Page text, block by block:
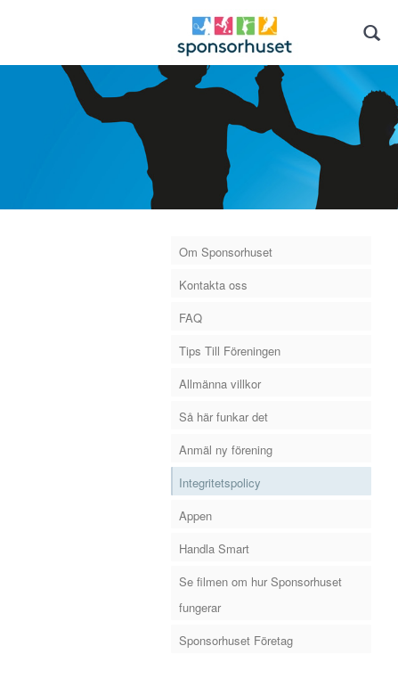
Om Sponsorhuset
Kontakta oss
FAQ
Tips Till Föreningen
Allmänna villkor
Så här funkar det
Anmäl ny förening
Integritetspolicy
Appen
Handla Smart
Se filmen om hur Sponsorhuset
fungerar
Sponsorhuset Företag